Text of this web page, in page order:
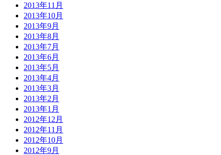
2013年11月
2013年10月
2013年9月
2013年8月
2013年7月
2013年6月
2013年5月
2013年4月
2013年3月
2013年2月
2013年1月
2012年12月
2012年11月
2012年10月
2012年9月